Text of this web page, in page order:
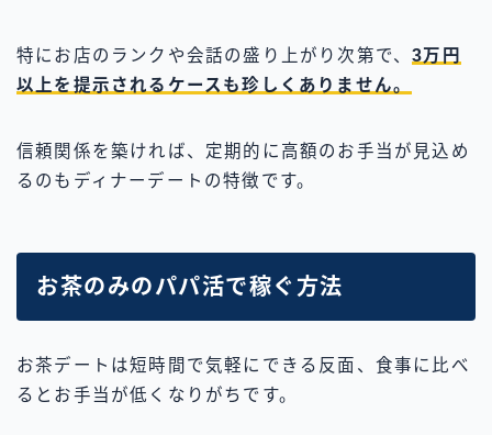
特にお店のランクや会話の盛り上がり次第で、3万円
以上を提示されるケースも珍しくありません。
信頼関係を築ければ、定期的に高額のお手当が見込め
るのもディナーデートの特徴です。
お茶のみのパパ活で稼ぐ方法
お茶デートは短時間で気軽にできる反面、食事に比べ
るとお手当が低くなりがちです。